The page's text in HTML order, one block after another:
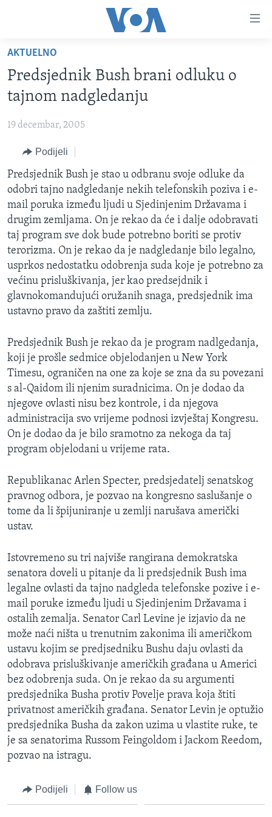
glavni
sadržaj
Pređi
na
glavnu
pretragu
TV PROGRAM
FOTOGRAFIJE DANA
VIJESTI
SJEDINJENE AMERIČKE DRŽAVE
BOSNA I HERCEGOVINA
SVIJET
NAUKA I TEHNOLOGIJA
SPECIJALNI PROJEKTI
KORUPCIJA
SLOBODA MEDIJA
ŽENSKA STRANA
IZBJEGLIČKA STRANA
MAGAZIN
O GLASU AMERIKE
Learning English
PRATITE NAS
Jezici
AKTUELNO
Predsjednik Bush brani odluku o
tajnom nadgledanju
19 decembar, 2005
Podijeli
Predsjednik Bush je stao u odbranu svoje odluke da
odobri tajno nadgledanje nekih telefonskih poziva i e-
mail poruka između ljudi u Sjedinjenim Državama i
drugim zemljama. On je rekao da će i dalje odobravati
taj program sve dok bude potrebno boriti se protiv
terorizma. On je rekao da je nadgledanje bilo legalno,
usprkos nedostatku odobrenja suda koje je potrebno za
većinu prisluškivanja, jer kao predsejdnik i
glavnokomandujući oružanih snaga, predsjednik ima
ustavno pravo da zaštiti zemlju.
Predsjednik Bush je rekao da je program nadlgedanja,
koji je prošle sedmice objelodanjen u New York
Timesu, ograničen na one za koje se zna da su povezani
s al-Qaidom ili njenim suradnicima. On je dodao da
njegove ovlasti nisu bez kontrole, i da njegova
administracija svo vrijeme podnosi izvještaj Kongresu.
On je dodao da je bilo sramotno za nekoga da taj
program objelodani u vrijeme rata.
Republikanac Arlen Specter, predsjedatelj senatskog
pravnog odbora, je pozvao na kongresno saslušanje o
tome da li špijuniranje u zemlji narušava američki
ustav.
Istovremeno su tri najviše rangirana demokratska
senatora doveli u pitanje da li predsjednik Bush ima
legalne ovlasti da tajno nadgleda telefonske pozive i e-
mail poruke između ljudi u Sjedinjenim Državama i
ostalih zemalja. Senator Carl Levine je izjavio da ne
može naći ništa u trenutnim zakonima ili američkom
ustavu kojim se predjsedniku Bushu daju ovlasti da
odobrava prisluškivanje američkih građana u Americi
bez odobrenja suda. On je rekao da su argumenti
predsjednika Busha protiv Povelje prava koja štiti
privatnost američkih građana. Senator Levin je optužio
predsjednika Busha da zakon uzima u vlastite ruke, te
je sa senatorima Russom Feingoldom i Jackom Reedom,
pozvao na istragu.
Podijeli Follow us